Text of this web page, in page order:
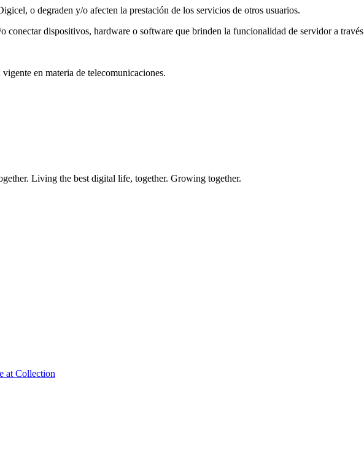
o degraden y/o afecten la prestación de los servicios de otros usuarios.
dispositivos, hardware o software que brinden la funcionalidad de servidor a
en materia de telecomunicaciones.
Living the best digital life, together. Growing together.
at Collection